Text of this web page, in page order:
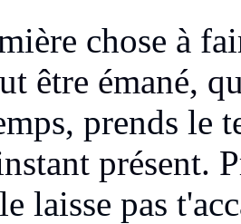
chose à
être émané,
prends le
présent.
laisse pas